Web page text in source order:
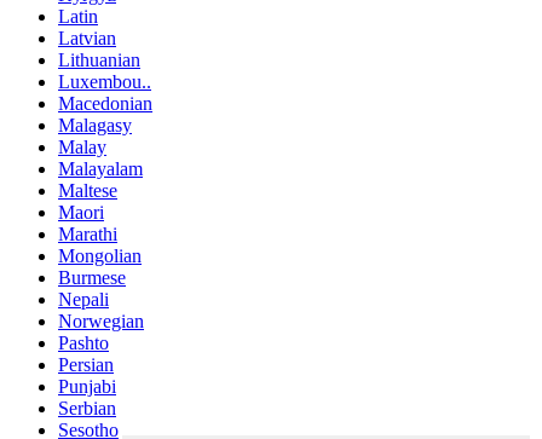
Latin
Latvian
Lithuanian
Luxembou..
Macedonian
Malagasy
Malay
Malayalam
Maltese
Maori
Marathi
Mongolian
Burmese
Nepali
Norwegian
Pashto
Persian
Punjabi
Serbian
Sesotho